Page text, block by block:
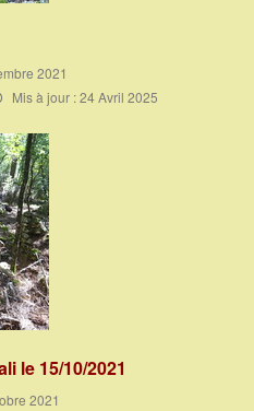
2021
Mis à jour : 24 Avril 2025
le 15/10/2021
2021